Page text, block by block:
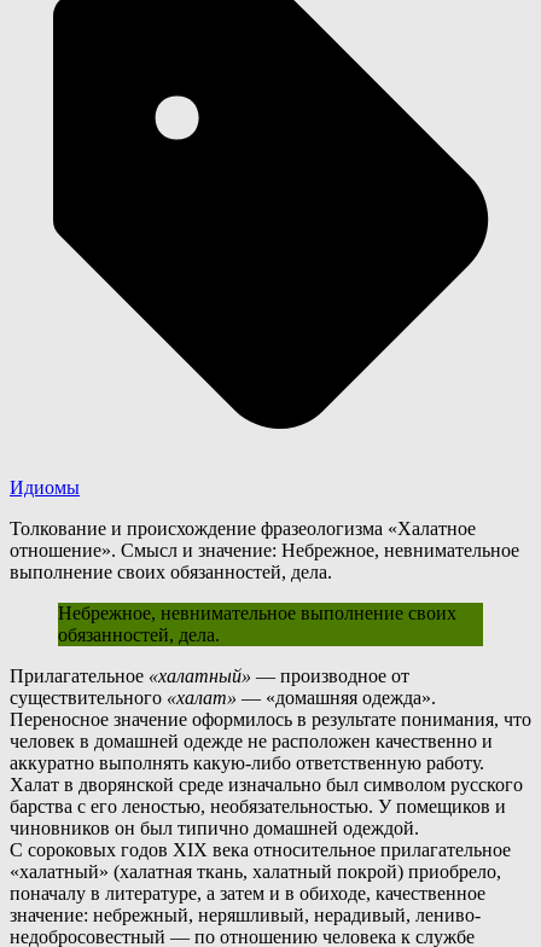
Идиомы
Толкование и происхождение фразеологизма «Халатное
отношение». Смысл и значение: Небрежное, невнимательное
выполнение своих обязанностей, дела.
Небрежное, невнимательное выполнение своих
обязанностей, дела.
Прилагательное «халатный» — производное от
существительного «халат» — «домашняя одежда».
Переносное значение оформилось в результате понимания, что
человек в домашней одежде не расположен качественно и
аккуратно выполнять какую-либо ответственную работу.
Халат в дворянской среде изначально был символом русского
барства с его леностью, необязательностью. У помещиков и
чиновников он был типично домашней одеждой.
С сороковых годов XIX века относительное прилагательное
«халатный» (халатная ткань, халатный покрой) приобрело,
поначалу в литературе, а затем и в обиходе, качественное
значение: небрежный, неряшливый, нерадивый, лениво-
недобросовестный — по отношению человека к службе